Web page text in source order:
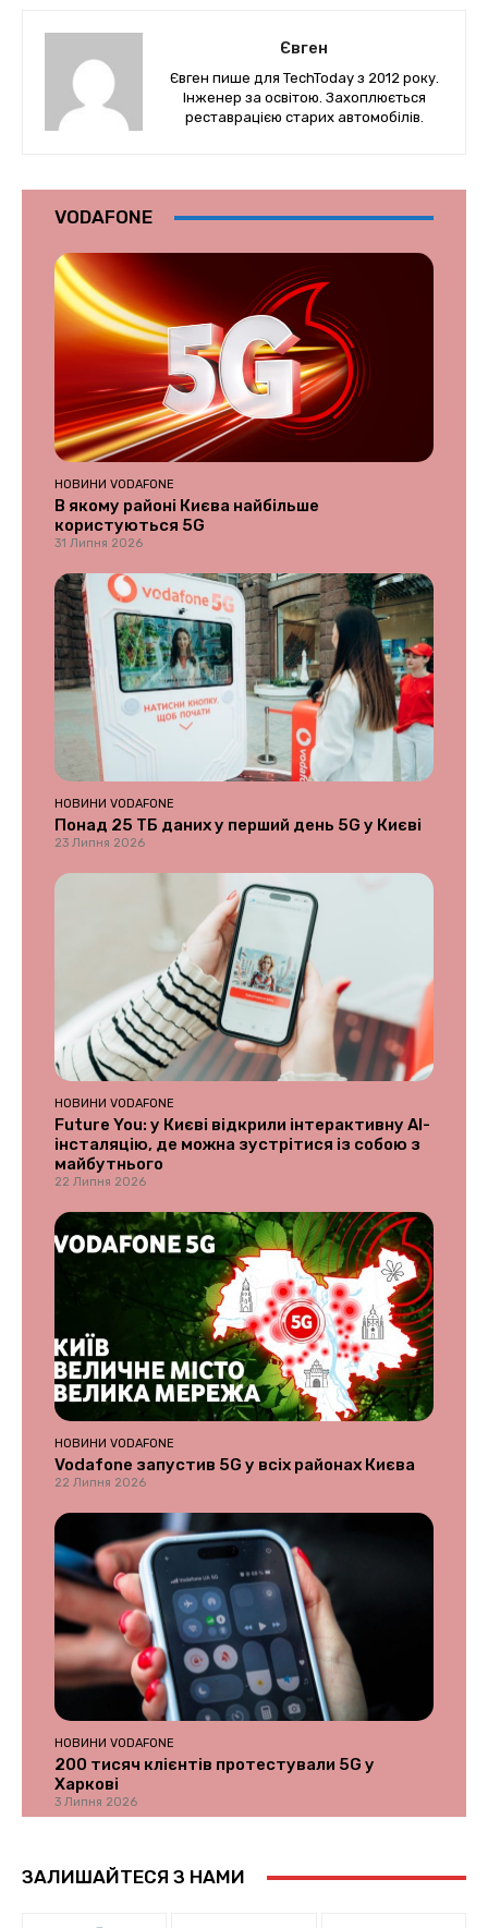
Євген
Євген пише для TechToday з 2012 року.
Інженер за освітою. Захоплюється
реставрацією старих автомобілів.
VODAFONE
НОВИНИ VODAFONE
В якому районі Києва найбільше
користуються 5G
31 Липня 2026
НОВИНИ VODAFONE
Понад 25 ТБ даних у перший день 5G у Києві
23 Липня 2026
НОВИНИ VODAFONE
Future You: у Києві відкрили інтерактивну AI-
інсталяцію, де можна зустрітися із собою з
майбутнього
22 Липня 2026
НОВИНИ VODAFONE
Vodafone запустив 5G у всіх районах Києва
22 Липня 2026
НОВИНИ VODAFONE
200 тисяч клієнтів протестували 5G у
Харкові
3 Липня 2026
ЗАЛИШАЙТЕСЯ З НАМИ